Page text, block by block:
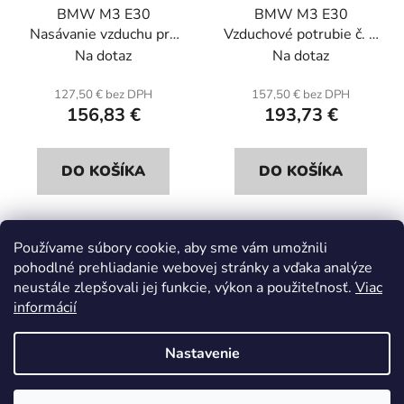
Používame súbory cookie, aby sme vám umožnili
pohodlné prehliadanie webovej stránky a vďaka analýze
neustále zlepšovali jej funkcie, výkon a použiteľnosť. Viac
informácií
Nastavenie
BMW M3 E30
Nasávanie vzduchu pre
vzduchovú komoru 1 .
Na dotaz
127,50 € bez DPH
156,83 €
DO KOŠÍKA
BMW M3 E30
Vzduchové potrubie č. 2
pre vzduchovú komoru .
Na dotaz
157,50 € bez DPH
193,73 €
DO KOŠÍKA
O
v
á
d
a
c
12položiek celkom